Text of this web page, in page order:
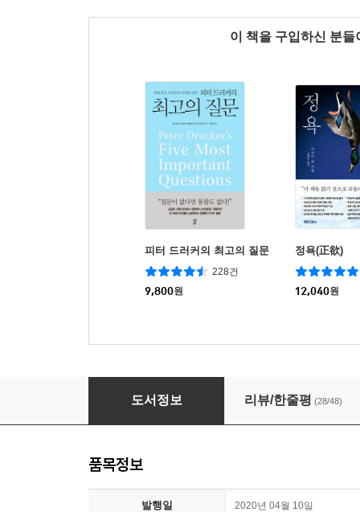
이 책을 구입하신 분
피터 드러커의 최고의 질문
228건
9,800원
정욕(正欲)
12,040원
모월모일
도서정보 리뷰/한줄평 (28/48)
품목정보
발행일 2020년 04월 10일